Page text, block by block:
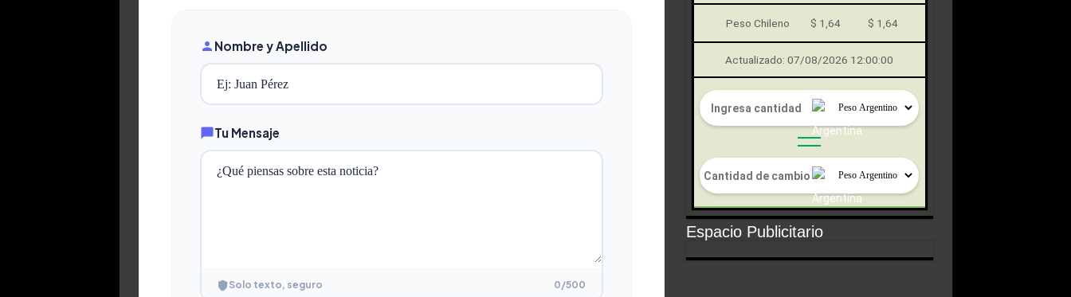
Nombre y Apellido
Tu Mensaje
Solo texto, seguro 0/500
Peso Chileno $ 1,64 $ 1,64
Actualizado: 07/08/2026 12:00:00
Espacio Publicitario